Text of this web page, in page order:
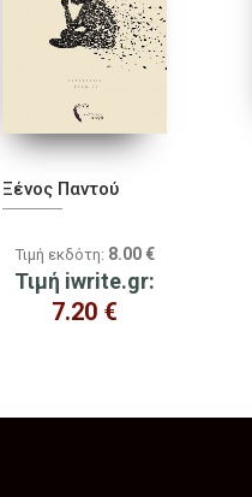
Ξένος Παντού
Τιμή εκδότη: 8.00 €
Τιμή iwrite.gr:
7.20 €